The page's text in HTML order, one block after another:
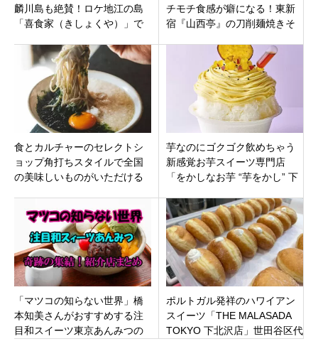
麟川島も絶賛！ロケ地江の島
「喜食家（きしょくや）」で
ジフライ
チモチ食感が癖になる！東新
宿『山西亭』の刀削麺焼きそ
きそばの世界！
食とカルチャーのセレクトシ
ョップ角打ちスタイルで全国
の美味しいものがいただける
芋なのにゴクゴク飲めちゃう
新感覚お芋スイーツ専門店
「をかしなお芋 “芋をかし” 下
日オープン。
「マツコの知らない世界」橋
本知美さんがおすすめする注
目和スイーツ東京あんみつの
ポルトガル発祥のハワイアン
スイーツ「THE MALASADA
TOKYO 下北沢店」世田谷区代